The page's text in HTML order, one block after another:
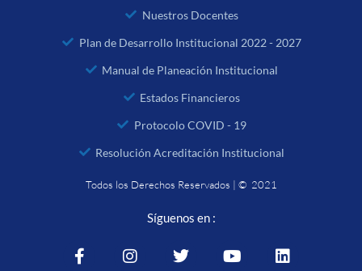
Nuestros Docentes
Plan de Desarrollo Institucional 2022 - 2027
Manual de Planeación Institucional
Estados Financieros
Protocolo COVID - 19
Resolución Acreditación Institucional
Todos los Derechos Reservados | © 2021
Síguenos en :